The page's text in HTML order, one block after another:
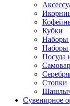
Кубки
Наборы
Наборы
Посуда
Стопки
Сувенирное